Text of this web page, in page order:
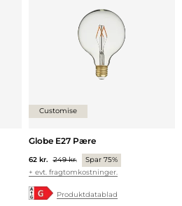
Customise
Globe E27 Pære
62 kr. 249 kr.
Spar 75%
+ evt. fragtomkostninger.
Produktdatablad